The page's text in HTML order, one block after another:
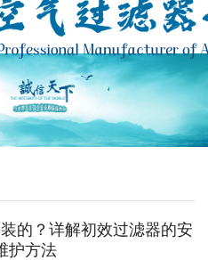
的？详解初效过滤器的安
护方法